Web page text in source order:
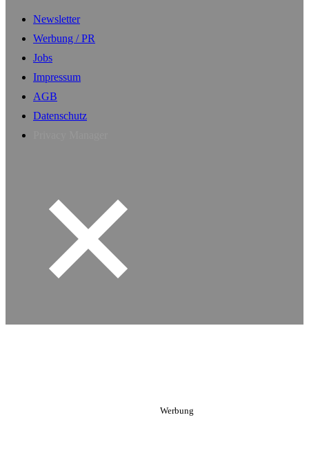
Newsletter
Werbung / PR
Jobs
Impressum
AGB
Datenschutz